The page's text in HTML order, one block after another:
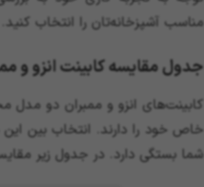
مناسب آشپزخانه‌تان را انتخاب کنید.
جدول مقایسه کابینت‌ انزو و
کابینت‌های انزو و ممبران دو مدل
خاص خود را دارند. انتخاب بین
شما بستگی دارد. در جدول زیر